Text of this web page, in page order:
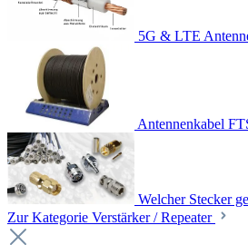
5G & LTE
Antennenkabel
Welcher Stecker
Zur Kategorie Verstärker / Repeater